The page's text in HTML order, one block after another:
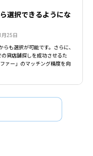
選択できるようにな
25日
らも選択が可能です。さらに、
貸店舗探しを成功させるた
ァー」のマッチング精度を向